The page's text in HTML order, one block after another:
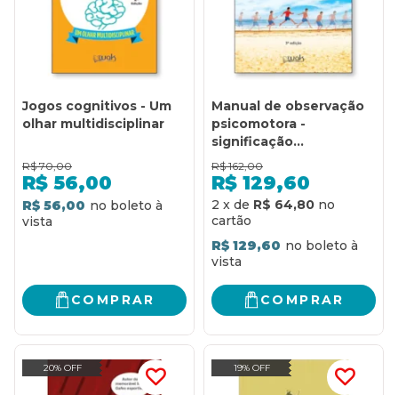
Jogos cognitivos - Um
olhar multidisciplinar
R$ 70,00
R$ 56,00
R$ 56,00
COMPRAR
Manual de observação
psicomotora -
significação
psiconeurológica
R$ 162,00
R$ 129,60
2 x de R$ 64,80
R$ 129,60
COMPRAR
20% OFF 19% OFF